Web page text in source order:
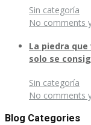
Sin categoría
No comments
La piedra
solo se
Sin categoría
No comments
Blog Categories